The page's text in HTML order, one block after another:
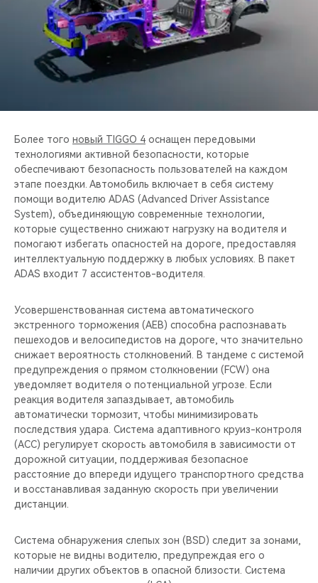
Более того новый TIGGO 4 оснащен передовыми
технологиями активной безопасности, которые
обеспечивают безопасность пользователей на каждом
этапе поездки. Автомобиль включает в себя систему
помощи водителю ADAS (Advanced Driver Assistance
System), объединяющую современные технологии,
которые существенно снижают нагрузку на водителя и
помогают избегать опасностей на дороге, предоставляя
интеллектуальную поддержку в любых условиях. В пакет
ADAS входит 7 ассистентов-водителя.
Усовершенствованная система автоматического
экстренного торможения (AEB) способна распознавать
пешеходов и велосипедистов на дороге, что значительно
снижает вероятность столкновений. В тандеме с системой
предупреждения о прямом столкновении (FCW) она
уведомляет водителя о потенциальной угрозе. Если
реакция водителя запаздывает, автомобиль
автоматически тормозит, чтобы минимизировать
последствия удара. Система адаптивного круиз-контроля
(ACC) регулирует скорость автомобиля в зависимости от
дорожной ситуации, поддерживая безопасное
расстояние до впереди идущего транспортного средства
и восстанавливая заданную скорость при увеличении
дистанции.
Система обнаружения слепых зон (BSD) следит за зонами,
которые не видны водителю, предупреждая его о
наличии других объектов в опасной близости. Система